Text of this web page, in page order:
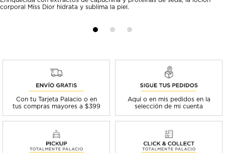
corporal Miss Dior hidrata y sublima la piel.
Con tu Tarjeta Palacio o en
tus compras mayores a $399
Aquí o en mis pedidos en la
selección de mi cuenta